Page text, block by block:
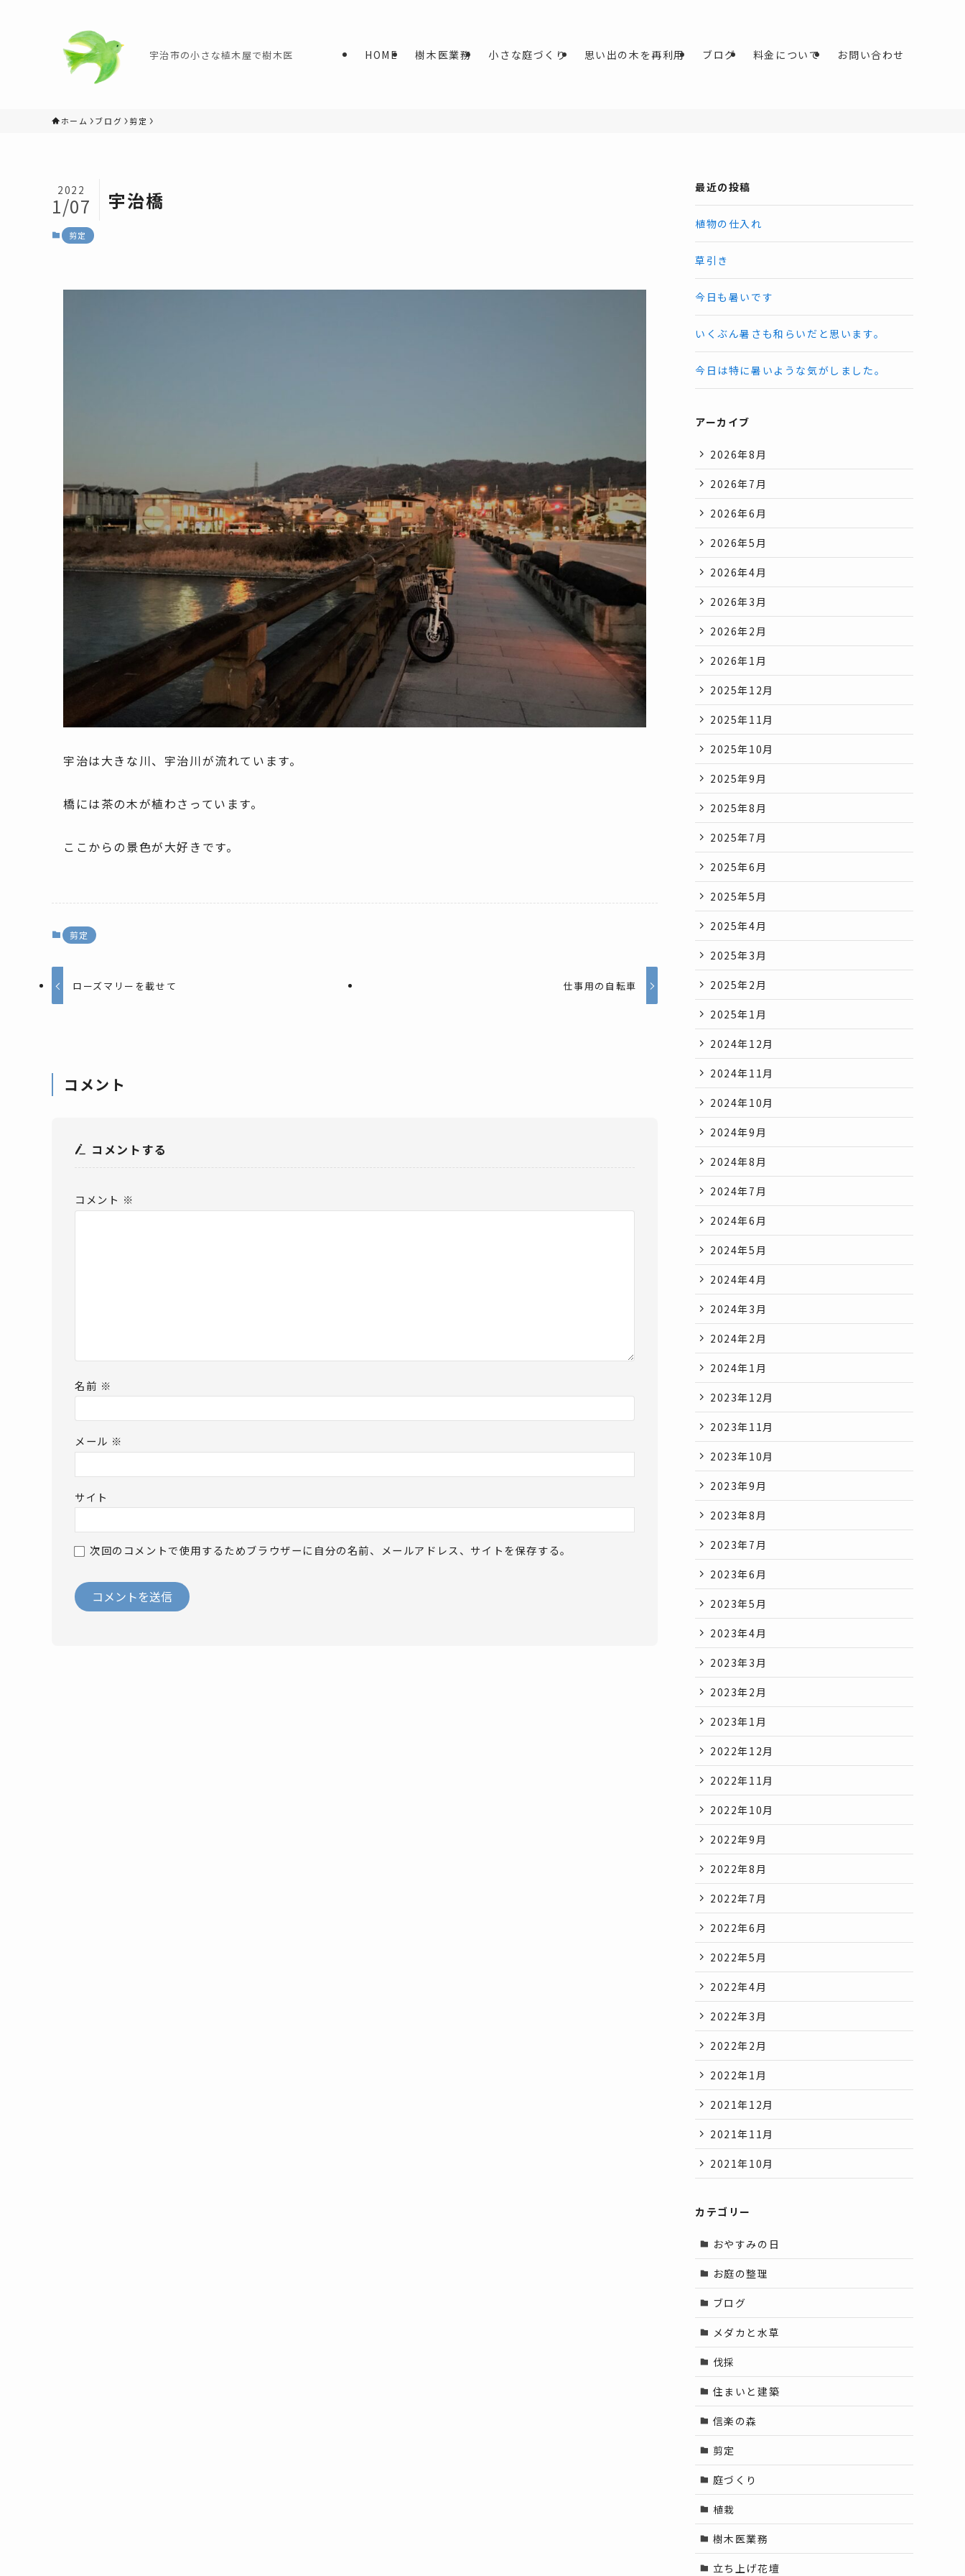
宇治市の小さな植木屋で樹木医 HOME 樹木医業務 小さな庭づくり 思い出の木を再利用 ブログ 料金について お問い合わせ
ホーム ブログ 剪定
宇治橋
2022
1/07
剪定
宇治は大きな川、宇治川が流れています。
橋には茶の木が植わさっています。
ここからの景色が大好きです。
剪定
ローズマリーを載せて 仕事用の自転車
コメント
コメントする
コメント ※
名前 ※
メール ※
サイト
次回のコメントで使用するためブラウザーに自分の名前、メールアドレス、サイトを保存する。
最近の投稿
植物の仕入れ
草引き
今日も暑いです
いくぶん暑さも和らいだと思います。
今日は特に暑いような気がしました。
アーカイブ
2026年8月
2026年7月
2026年6月
2026年5月
2026年4月
2026年3月
2026年2月
2026年1月
2025年12月
2025年11月
2025年10月
2025年9月
2025年8月
2025年7月
2025年6月
2025年5月
2025年4月
2025年3月
2025年2月
2025年1月
2024年12月
2024年11月
2024年10月
2024年9月
2024年8月
2024年7月
2024年6月
2024年5月
2024年4月
2024年3月
2024年2月
2024年1月
2023年12月
2023年11月
2023年10月
2023年9月
2023年8月
2023年7月
2023年6月
2023年5月
2023年4月
2023年3月
2023年2月
2023年1月
2022年12月
2022年11月
2022年10月
2022年9月
2022年8月
2022年7月
2022年6月
2022年5月
2022年4月
2022年3月
2022年2月
2022年1月
2021年12月
2021年11月
2021年10月
カテゴリー
おやすみの日
お庭の整理
ブログ
メダカと水草
伐採
住まいと建築
信楽の森
剪定
庭づくり
植栽
樹木医業務
立ち上げ花壇